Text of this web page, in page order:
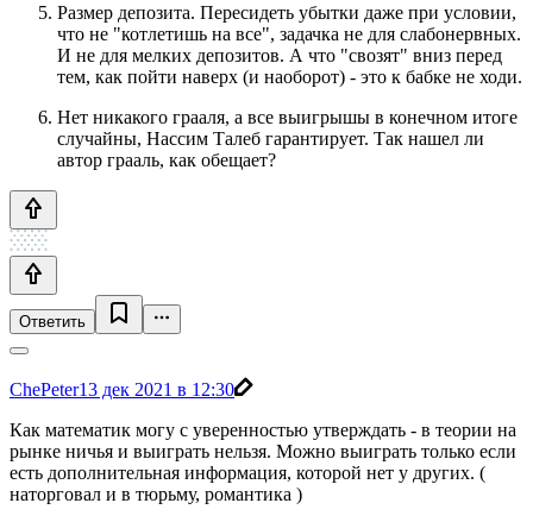
Размер депозита. Пересидеть убытки даже при условии,
что не "котлетишь на все", задачка не для слабонервных.
И не для мелких депозитов. А что "свозят" вниз перед
тем, как пойти наверх (и наоборот) - это к бабке не ходи.
Нет никакого грааля, а все выигрышы в конечном итоге
случайны, Нассим Талеб гарантирует. Так нашел ли
автор грааль, как обещает?
Ответить
ChePeter13 дек 2021 в 12:30
Как математик могу с уверенностью утверждать - в теории на
рынке ничья и выиграть нельзя. Можно выиграть только если
есть дополнительная информация, которой нет у других. (
наторговал и в тюрьму, романтика )